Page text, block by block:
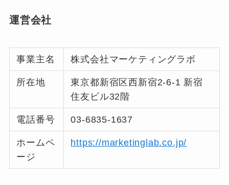
運営会社
事業主名 株式会社マーケティングラボ
所在地
東京都新宿区西新宿2-6-1 新宿
住友ビル32階
電話番号 03-6835-1637
ホームペ
ージ
https://marketinglab.co.jp/